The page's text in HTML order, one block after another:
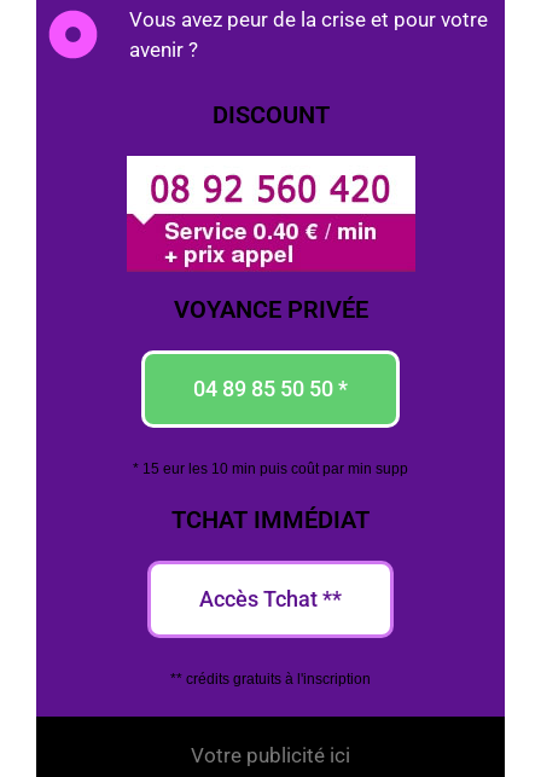
Vous avez peur de la crise et pour votre
avenir ?
DISCOUNT
VOYANCE PRIVÉE
04 89 85 50 50 *
* 15 eur les 10 min puis coût par min supp
TCHAT IMMÉDIAT
Accès Tchat **
** crédits gratuits à l'inscription
Votre publicité ici